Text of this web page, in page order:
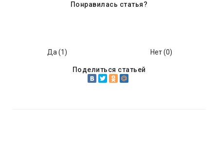
Понравилась статья?
Да (1) Нет (0)
Поделиться статьей